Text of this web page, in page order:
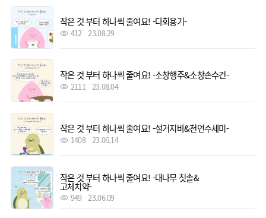
작은 것 부터 하나씩 줄여요! -다회용기-
412 23.08.29
작은 것 부터 하나씩 줄여요! -소창행주&소창손수건-
2111 23.08.04
작은 것 부터 하나씩 줄여요! -설거지바&천연수세미-
1408 23.06.14
작은 것 부터 하나씩 줄여요! -대나무 칫솔&
고체치약-
949 23.06.09